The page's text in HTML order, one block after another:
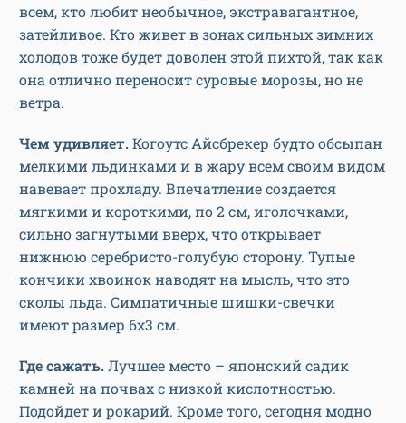
всем, кто любит необычное, экстравагантное,
затейливое. Кто живет в зонах сильных зимних
холодов тоже будет доволен этой пихтой, так как
она отлично переносит суровые морозы, но не
ветра.
Чем удивляет.Когоутс Айсбрекер будто обсыпан
мелкими льдинками и в жару всем своим видом
навевает прохладу. Впечатление создается
мягкими и короткими, по 2 см, иголочками,
сильно загнутыми вверх, что открывает
нижнюю серебристо-голубую сторону. Тупые
кончики хвоинок наводят на мысль, что это
сколы льда. Симпатичные шишки-свечки
имеют размер 6х3 см.
Где сажать.Лучшее место – японский садик
камней на почвах с низкой кислотностью.
Подойдет и рокарий. Кроме того, сегодня модно